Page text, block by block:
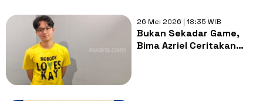
26 Mei 2026 | 18:35 WIB
Bukan Sekadar Game,
Bima Azriel Ceritakan